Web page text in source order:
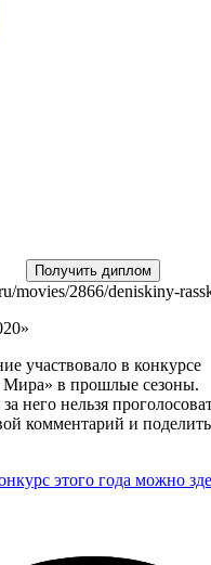
Получить диплом
movies/2866/deniskiny-
участвовало в конкурсе
в прошлые сезоны.
него нельзя
комментарий и
этого года можно